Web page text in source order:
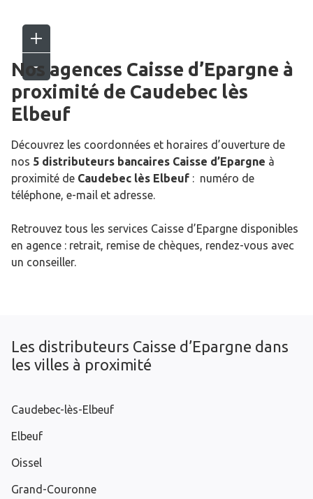
Nos agences Caisse d’Epargne à
proximité de Caudebec lès
Elbeuf
Découvrez les coordonnées et horaires d’ouverture de
nos 5 distributeurs bancaires Caisse d’Epargne à
proximité de Caudebec lès Elbeuf : numéro de
téléphone, e-mail et adresse.
Retrouvez tous les services Caisse d’Epargne disponibles
en agence : retrait, remise de chèques, rendez-vous avec
un conseiller.
Les distributeurs Caisse d’Epargne dans
les villes à proximité
Caudebec-lès-Elbeuf
Elbeuf
Oissel
Grand-Couronne